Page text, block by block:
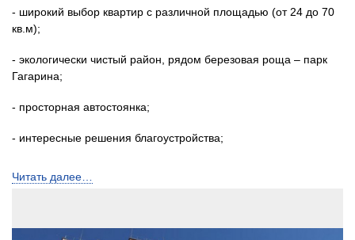
- широкий выбор квартир с различной площадью (от 24 до 70
кв.м);
- экологически чистый район, рядом березовая роща – парк
Гагарина;
- просторная автостоянка;
- интересные решения благоустройства;
функционально;
поликлиники, храм, библиотека, спортивная школа).
Читать далее…